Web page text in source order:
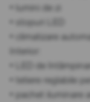
• lumini de zi
• stopuri LED
• climatizare
Interior:
• LED de
• tetiere reglabile
• pachet iluminare